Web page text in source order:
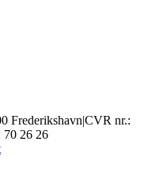
Frederikshavn|CVR nr.:
70 26 26